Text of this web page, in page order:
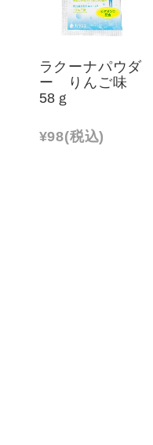
ラクーナパウダ
ー りんご味
58ｇ
¥98(税込)